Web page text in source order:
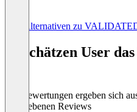
Alle Alternativen zu
So schätzen User
Die Bewertungen ergeben sich
abgegebenen Reviews